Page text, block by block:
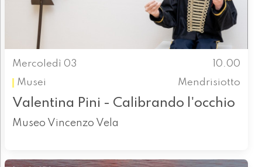
Mercoledì 03
10.00
Musei
Mendrisiotto
Valentina Pini - Calibrando l'occhio
Museo Vincenzo Vela